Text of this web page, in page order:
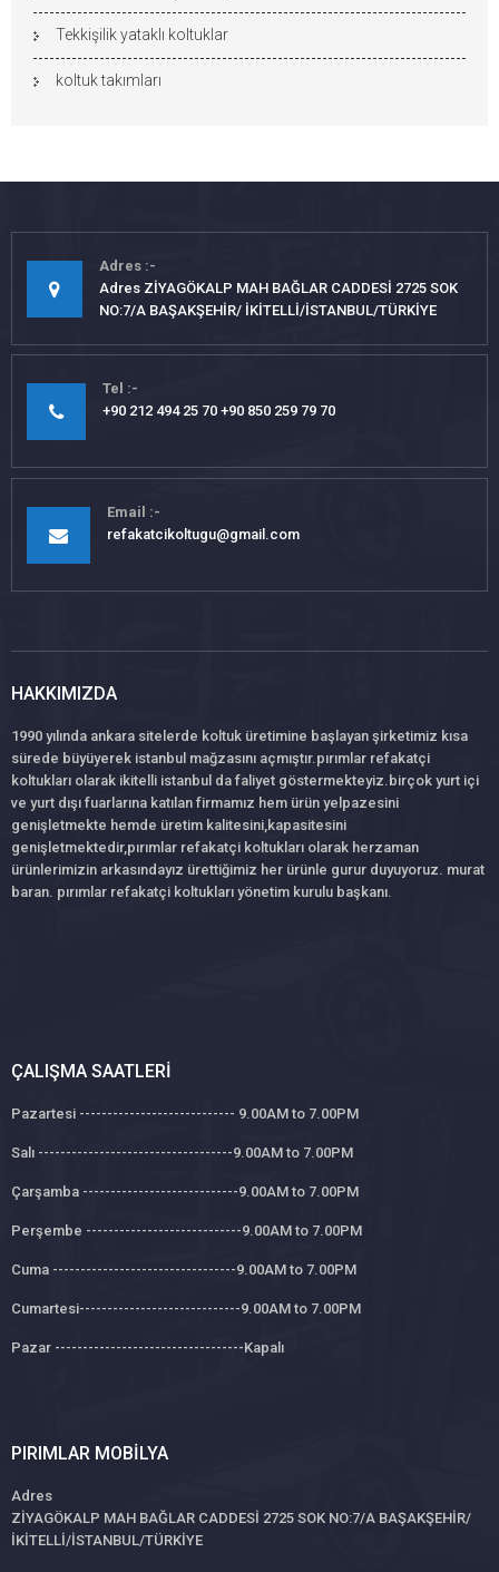
Tekkişilik yataklı koltuklar
koltuk takımları
Adres
Adres ZİYAGÖKALP MAH BAĞLAR CADDESİ 2725 SOK
NO:7/A BAŞAKŞEHİR/ İKİTELLİ/İSTANBUL/TÜRKİYE
Tel
+90 212 494 25 70 +90 850 259 79 70
Email
refakatcikoltugu@gmail.com
HAKKIMIZDA
1990 yılında ankara sitelerde koltuk üretimine başlayan şirketimiz kısa
sürede büyüyerek istanbul mağzasını açmıştır.pırımlar refakatçi
koltukları olarak ikitelli istanbul da faliyet göstermekteyiz.birçok yurt içi
ve yurt dışı fuarlarına katılan firmamız hem ürün yelpazesini
genişletmekte hemde üretim kalitesini,kapasitesini
genişletmektedir,pırımlar refakatçi koltukları olarak herzaman
ürünlerimizin arkasındayız ürettiğimiz her ürünle gurur duyuyoruz. murat
baran. pırımlar refakatçi koltukları yönetim kurulu başkanı.
ÇALIŞMA SAATLERI
Pazartesi ---------------------------- 9.00AM to 7.00PM
Salı -----------------------------------9.00AM to 7.00PM
Çarşamba ----------------------------9.00AM to 7.00PM
Perşembe ----------------------------9.00AM to 7.00PM
Cuma ---------------------------------9.00AM to 7.00PM
Cumartesi-----------------------------9.00AM to 7.00PM
Pazar ----------------------------------Kapalı
PIRIMLAR MOBILYA
Adres
ZİYAGÖKALP MAH BAĞLAR CADDESİ 2725 SOK NO:7/A BAŞAKŞEHİR/
İKİTELLİ/İSTANBUL/TÜRKİYE